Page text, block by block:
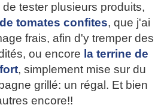
tester plusieurs produits,
tomates confites, que j'ai
frais, afin d'y tremper des
ou encore la terrine de
, simplement mise sur du
grillé: un régal. Et bien
encore!!